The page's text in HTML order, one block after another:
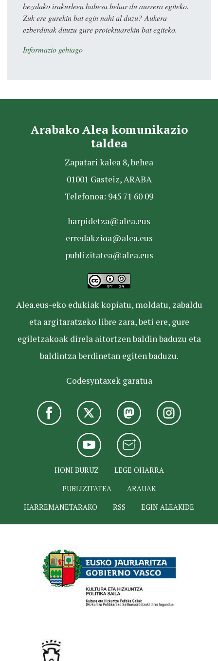
bezalako irakurleen babesa behar du aurrera egiteko.
Zuk ere gurekin bat egin nahi al duzu? Aukera
ezberdinak dituzu gure proiektuarekin bat egiteko.
Informazio gehiago
Arabako Alea komunikazio
taldea
Zapatari kalea 8, behea
01001 Gasteiz, ARABA
Telefonoa: 945 71 60 09
harpidetza@alea.eus
erredakzioa@alea.eus
publizitatea@alea.eus
Alea.eus-eko edukiak kopiatu, moldatu, zabaldu
eta argitaratzeko libre zara, beti ere, gure
egiletzakoak direla aitortzen baldin baduzu eta
baldintza berdinetan egiten baduzu.
Codesyntaxek garatua
HONI BURUZ
LEGE OHARRA
PUBLIZITATEA
ARAUAK
HARREMANETARAKO
RSS EGIN ALEAKIDE